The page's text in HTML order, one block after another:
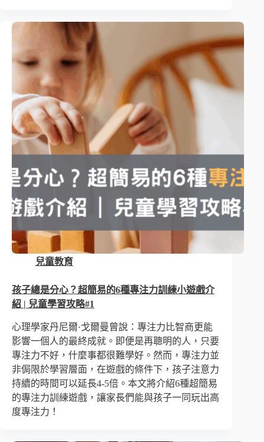
兒童教育
孩子總是分心？超簡易的6種專注力訓練小遊戲介
紹 | 兒童學習攻略#1
心理學家丹尼爾·戈爾曼曾說：專注力比智商更能
影響一個人的最終成就。即便是再聰明的人，只要
專注力不好，什麼事都很難學好。然而，專注力並
非侷限於學習層面，在遊戲的條件下，孩子注意力
持續的時間可以延長4-5倍。本文將介紹6種超簡易
的專注力訓練遊戲，讓家長們能與孩子一同玩出高
度專注力！